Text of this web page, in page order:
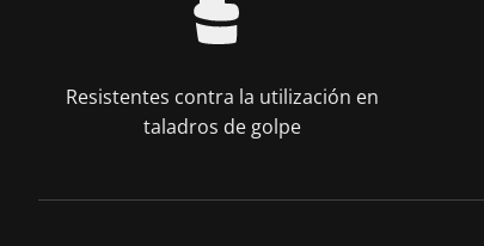
Resistentes contra la utilización en
taladros de golpe